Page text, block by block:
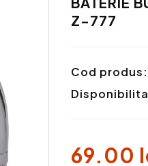
Z-777
Cod produs:
69.00